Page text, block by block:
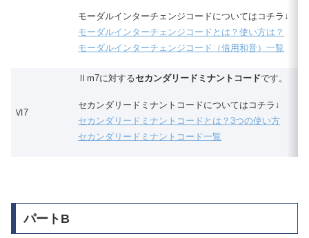
モーダルインターチェンジコードについてはコチラ↓
モーダルインターチェンジコードとは？使い方は？
モーダルインターチェンジコード（借用和音）一覧
Ⅵ7
Ⅱm7に対するセカンダリードミナントコードです。
セカンダリードミナントコードについてはコチラ↓
セカンダリードミナントコードとは？3つの使い方
セカンダリードミナントコード一覧
パートB